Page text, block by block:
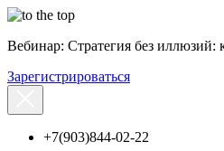
Вебинар: Стратегия без иллюзий:
Зарегистрироваться
+7(903)844-02-22